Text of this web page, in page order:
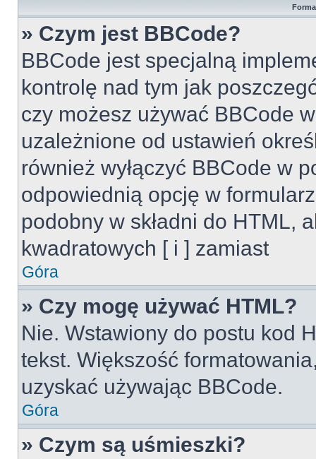
» Czym jest BBCode?
BBCode jest specjalną
kontrolę nad tym jak
czy możesz używać BBCode
uzależnione od ustawień
również wyłączyć BBCode w
odpowiednią opcję w
podobny w składni do HTML,
kwadratowych [ i ] zamiast
Góra
» Czy mogę używać HTML?
Nie. Wstawiony do postu kod
tekst. Większość
uzyskać używając BBCode.
Góra
» Czym są uśmieszki?